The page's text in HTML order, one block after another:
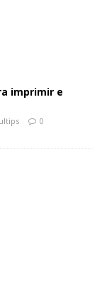
imprimir e
0